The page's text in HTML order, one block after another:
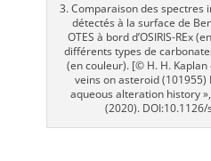
3. Comparaison des spectres
détectés à la surface de
OTES à bord d’OSIRIS-REx
différents types de
(en couleur). [© H. H.
veins on asteroid
aqueous alteration history
(2020).